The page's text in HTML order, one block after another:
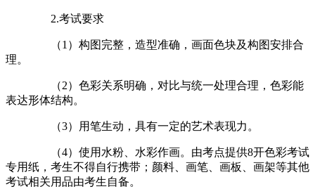
2.考试要求
（1）构图完整，造型准确，画面色块及构图安排合
理。
（2）色彩关系明确，对比与统一处理合理，色彩能
表达形体结构。
（3）用笔生动，具有一定的艺术表现力。
（4）使用水粉、水彩作画。由考点提供8开色彩考试
专用纸，考生不得自行携带；颜料、画笔、画板、画架等其他
考试相关用品由考生自备。